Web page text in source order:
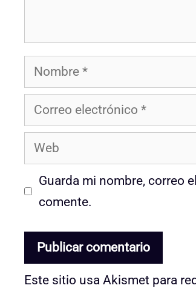
Nombre
Correo
electrónico
Web
Guarda mi nombre, correo
comente.
Este sitio usa Akismet para